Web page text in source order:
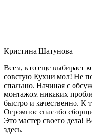
Кристина Шатунова
Всем, кто еще выбирает
советую Кухни мол! Не
спальню. Начиная с
монтажом никаких
быстро и качественно. К
Огромное спасибо
Это мастер своего дела!
здесь.